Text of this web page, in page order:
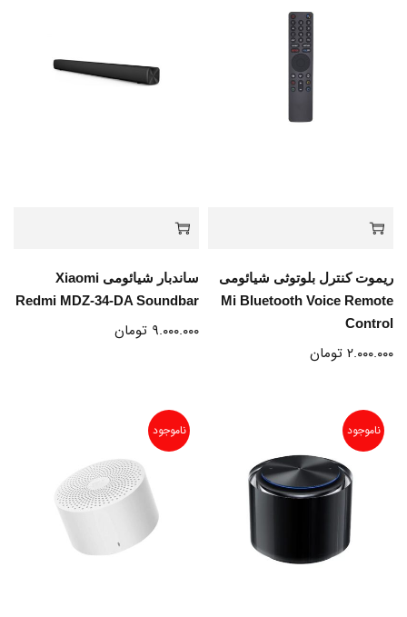
ریموت کنترل بلوتوثی شیائومی
Mi Bluetooth Voice Remote
Control
۲.۰۰۰.۰۰۰ تومان
ساندبار شیائومی Xiaomi
Redmi MDZ-34-DA Soundbar
۹.۰۰۰.۰۰۰ تومان
ناموجود ناموجود